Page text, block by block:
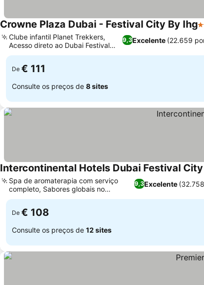
Crowne Plaza Dubai - Festival City By Ihg
9,3Excelente (22.659
Clube infantil Planet Trekkers,
Acesso direto ao Dubai Festival
City Mall
De € 111
Consulte os preços de 8 sites
Intercontinental Hotels Dubai Festival
9,3Excelente
Spa de aromaterapia com serviço
completo, Sabores globais no
restaurante Anise
De € 108
Consulte os preços de 12 sites